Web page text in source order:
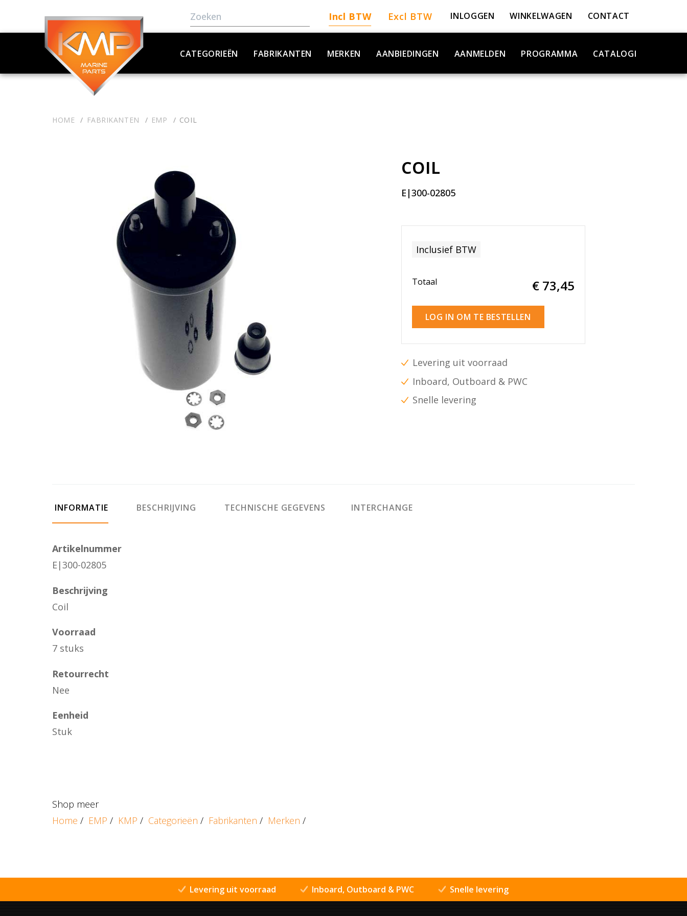
Incl BTW Excl BTW INLOGGEN WINKELWAGEN CONTACT
CATEGORIEËN FABRIKANTEN MERKEN AANBIEDINGEN AANMELDEN PROGRAMMA CATALOGI
HOME FABRIKANTEN EMP COIL
COIL
E|300-02805
Inclusief BTW
Totaal € 73,45
LOG IN OM TE BESTELLEN
Levering uit voorraad
Inboard, Outboard & PWC
Snelle levering
INFORMATIE BESCHRIJVING TECHNISCHE GEGEVENS INTERCHANGE
Artikelnummer
E|300-02805
Beschrijving
Coil
Voorraad
7 stuks
Retourrecht
Nee
Eenheid
Stuk
Shop meer
Home / EMP / KMP / Categorieën / Fabrikanten / Merken /
Levering uit voorraad Inboard, Outboard & PWC Snelle levering